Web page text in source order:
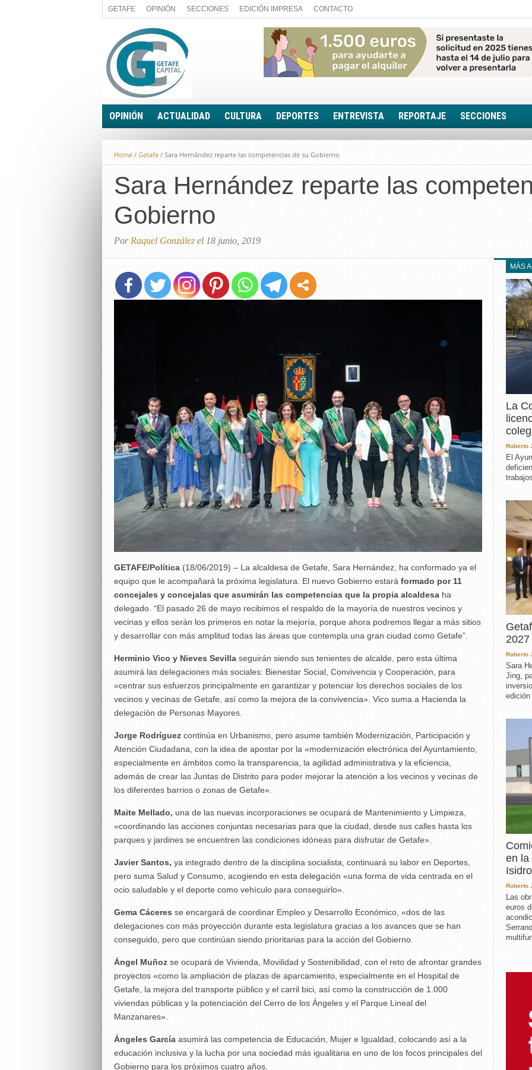
GETAFE OPINIÓN SECCIONES EDICIÓN IMPRESA CONTACTO
OPINIÓN
A FIN DE CUENTAS
PALABRA DE CONCEJAL
LA PIEDRA DE SÍSIFO
EL SACAPUNTAS
TODAS LAS BANDERAS
ROTAS
ACTUALIDAD
POLÍTICA
ECONOMÍA
SOCIEDAD
BREVES
CULTURA DEPORTES ENTREVISTA REPORTAJE SECCIONES
FOTONOTICIA
LOOK TOTAL
RINCÓN
LA VOZ DE LA
EXPERIENCIA
IN MEMORIAM
MEMORIA
UN MINUTO EN EL
Home / Getafe / Sara Hernández reparte las competencias de su Gobierno
Sara Hernández reparte las
Gobierno
Por Raquel González el 18 junio, 2019
GETAFE/Política (18/06/2019) – La alcaldesa de Getafe, Sara Hernández, ha conformado ya el
equipo que le acompañará la próxima legislatura. El nuevo Gobierno estará formado por 11
concejales y concejalas que asumirán las competencias que la propia alcaldesa ha
delegado. “El pasado 26 de mayo recibimos el respaldo de la mayoría de nuestros vecinos y
vecinas y ellos serán los primeros en notar la mejoría, porque ahora podremos llegar a más sitios
y desarrollar con más amplitud todas las áreas que contempla una gran ciudad como Getafe”.
Herminio Vico y Nieves Sevilla seguirán siendo sus tenientes de alcalde, pero esta última
asumirá las delegaciones más sociales: Bienestar Social, Convivencia y Cooperación, para
«centrar sus esfuerzos principalmente en garantizar y potenciar los derechos sociales de los
vecinos y vecinas de Getafe, así como la mejora de la convivencia». Vico suma a Hacienda la
delegación de Personas Mayores.
Jorge Rodríguez continúa en Urbanismo, pero asume también Modernización, Participación y
Atención Ciudadana, con la idea de apostar por la «modernización electrónica del Ayuntamiento,
especialmente en ámbitos como la transparencia, la agilidad administrativa y la eficiencia,
además de crear las Juntas de Distrito para poder mejorar la atención a los vecinos y vecinas de
los diferentes barrios o zonas de Getafe».
Maite Mellado, una de las nuevas incorporaciones se ocupará de Mantenimiento y Limpieza,
«coordinando las acciones conjuntas necesarias para que la ciudad, desde sus calles hasta los
parques y jardines se encuentren las condiciones idóneas para disfrutar de Getafe».
Javier Santos, ya integrado dentro de la disciplina socialista, continuará su labor en Deportes,
pero suma Salud y Consumo, acogiendo en esta delegación «una forma de vida centrada en el
ocio saludable y el deporte como vehículo para conseguirlo».
Gema Cáceres se encargará de coordinar Empleo y Desarrollo Económico, «dos de las
delegaciones con más proyección durante esta legislatura gracias a los avances que se han
conseguido, pero que continúan siendo prioritarias para la acción del Gobierno.
Ángel Muñoz se ocupará de Vivienda, Movilidad y Sostenibilidad, con el reto de afrontar grandes
proyectos «como la ampliación de plazas de aparcamiento, especialmente en el Hospital de
Getafe, la mejora del transporte público y el carril bici, así como la construcción de 1.000
viviendas públicas y la potenciación del Cerro de los Ángeles y el Parque Lineal del
Manzanares».
Ángeles García asumirá las competencia de Educación, Mujer e Igualdad, colocando así a la
educación inclusiva y la lucha por una sociedad más igualitaria en uno de los focos principales del
Gobierno para los próximos cuatro años.
MÁS
La
Roberto
El
2027
Roberto
Sara
Jing,
en la
Isidro
Roberto
Las
euros